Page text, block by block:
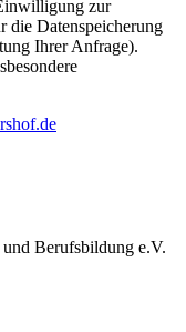
zur
die Datenspeicherung
Ihrer Anfrage).
Berufsbildung e.V.